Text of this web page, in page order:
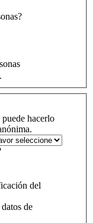
.
hacerlo
del
de